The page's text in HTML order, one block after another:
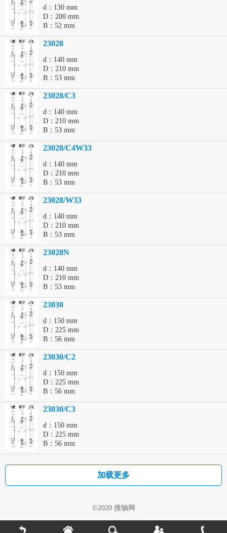
d：130 mm
D：200 mm
B：52 mm
23028
d：140 mm
D：210 mm
B：53 mm
23028/C3
d：140 mm
D：210 mm
B：53 mm
23028/C4W33
d：140 mm
D：210 mm
B：53 mm
23028/W33
d：140 mm
D：210 mm
B：53 mm
23028N
d：140 mm
D：210 mm
B：53 mm
23030
d：150 mm
D：225 mm
B：56 mm
23030/C2
d：150 mm
D：225 mm
B：56 mm
23030/C3
d：150 mm
D：225 mm
B：56 mm
加载更多
©2020 搜轴网